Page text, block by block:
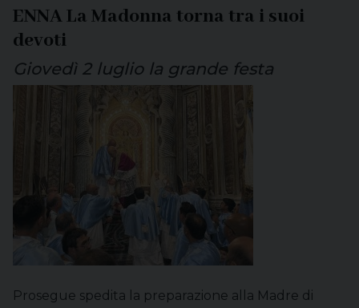
ENNA La Madonna torna tra i suoi
devoti
Giovedì 2 luglio la grande festa
Prosegue spedita la preparazione alla Madre di